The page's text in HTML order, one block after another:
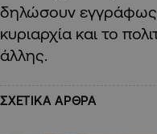
δηλώσουν εγγράφως
κυριαρχία και το
άλλης.
ΣΧΕΤΙΚΑ ΑΡΘΡΑ